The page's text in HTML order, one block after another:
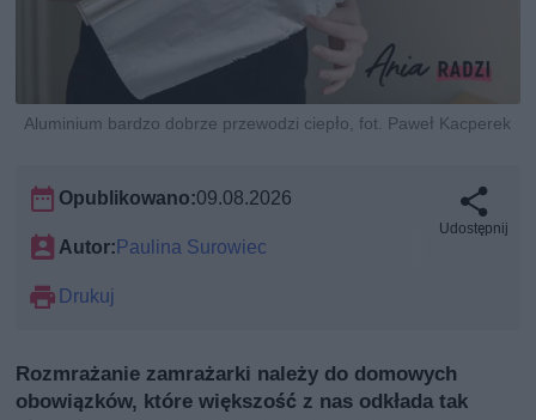
Aluminium bardzo dobrze przewodzi ciepło, fot. Paweł Kacperek
Opublikowano:09.08.2026
Autor:Paulina Surowiec
Drukuj
Udostępnij
Rozmrażanie zamrażarki należy do domowych
obowiązków, które większość z nas odkłada tak